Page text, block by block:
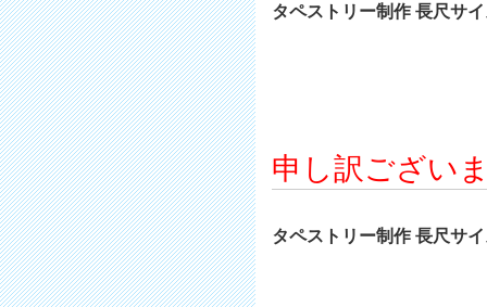
タペストリー制作 長尺サ
申し訳ござい
タペストリー制作 長尺サ